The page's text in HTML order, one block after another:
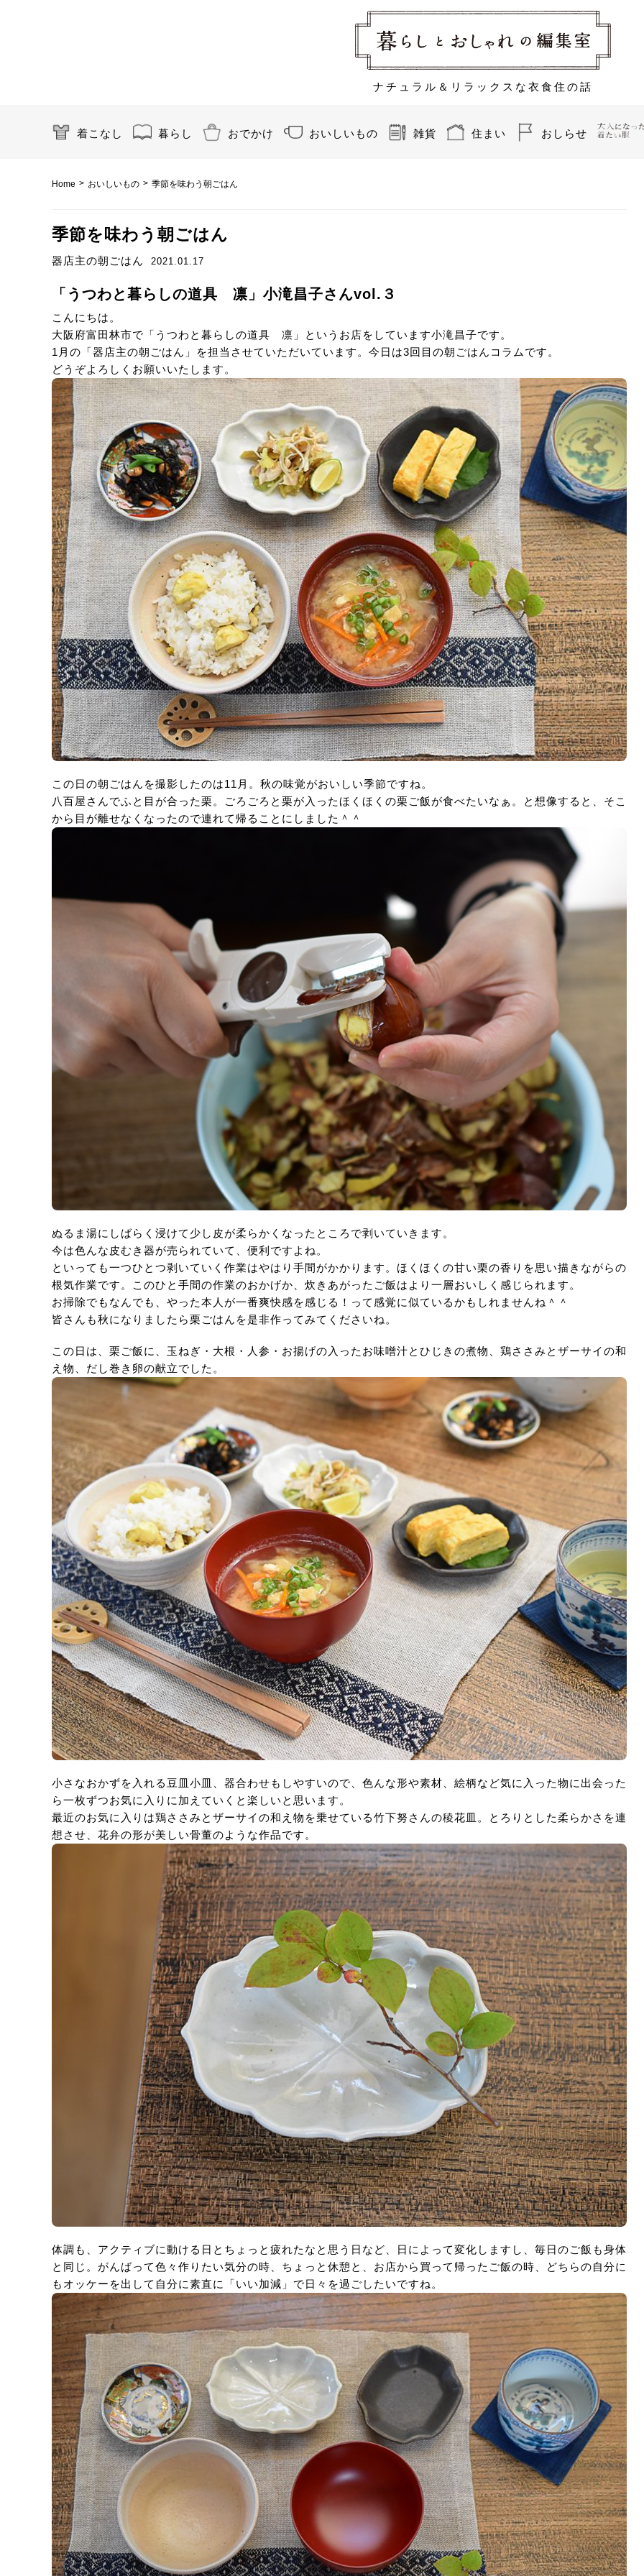
ナチュラル＆リラックスな衣食住の話
着こなし 暮らし おでかけ おいしいもの 雑貨 住まい おしらせ
Home > おいしいもの > 季節を味わう朝ごはん
季節を味わう朝ごはん
器店主の朝ごはん 2021.01.17
「うつわと暮らしの道具 凛」小滝昌子さんvol.３
こんにちは。
大阪府富田林市で「うつわと暮らしの道具 凛」というお店をしています小滝昌子です。
1月の「器店主の朝ごはん」を担当させていただいています。今日は3回目の朝ごはんコラムです。
どうぞよろしくお願いいたします。
この日の朝ごはんを撮影したのは11月。秋の味覚がおいしい季節ですね。
八百屋さんでふと目が合った栗。ごろごろと栗が入ったほくほくの栗ご飯が食べたいなぁ。と想像すると、そこ
から目が離せなくなったので連れて帰ることにしました＾＾
ぬるま湯にしばらく浸けて少し皮が柔らかくなったところで剥いていきます。
今は色んな皮むき器が売られていて、便利ですよね。
といっても一つひとつ剥いていく作業はやはり手間がかかります。ほくほくの甘い栗の香りを思い描きながらの
根気作業です。このひと手間の作業のおかげか、炊きあがったご飯はより一層おいしく感じられます。
お掃除でもなんでも、やった本人が一番爽快感を感じる！って感覚に似ているかもしれませんね＾＾
皆さんも秋になりましたら栗ごはんを是非作ってみてくださいね。
この日は、栗ご飯に、玉ねぎ・大根・人参・お揚げの入ったお味噌汁とひじきの煮物、鶏ささみとザーサイの和
え物、だし巻き卵の献立でした。
小さなおかずを入れる豆皿小皿、器合わせもしやすいので、色んな形や素材、絵柄など気に入った物に出会った
ら一枚ずつお気に入りに加えていくと楽しいと思います。
最近のお気に入りは鶏ささみとザーサイの和え物を乗せている竹下努さんの稜花皿。とろりとした柔らかさを連
想させ、花弁の形が美しい骨董のような作品です。
体調も、アクティブに動ける日とちょっと疲れたなと思う日など、日によって変化しますし、毎日のご飯も身体
と同じ。がんばって色々作りたい気分の時、ちょっと休憩と、お店から買って帰ったご飯の時、どちらの自分に
もオッケーを出して自分に素直に「いい加減」で日々を過ごしたいですね。